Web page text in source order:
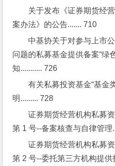
关于发布《证券期货经
案办法》的公告....... 710
中基协关于对参与上市
问题的私募基金提供备案“绿
知........... 726
有关私募投资基金“基金
明......... 728
证券期货经营机构私募
第 1 号--备案核查与自律管理
证券期货经营机构私募
第 2 号--委托第三方机构提